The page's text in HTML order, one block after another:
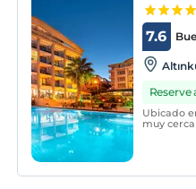
7.6
Reserve
Ubicado
muy